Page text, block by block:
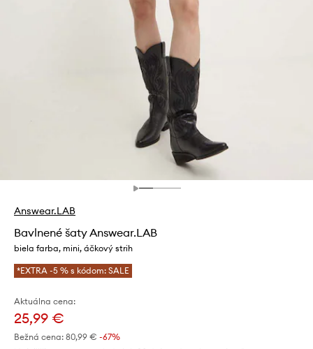
Answear.LAB
Bavlnené šaty Answear.LAB
biela farba, mini, áčkový strih
*EXTRA -5 % s kódom: SALE
Aktuálna cena:
25,99 €
Bežná cena: 80,99 € -67%